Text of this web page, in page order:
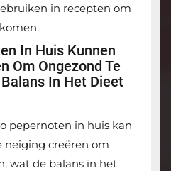
in recepten om
In Huis Kunnen
Om Ongezond Te
In Het Dieet
pepernoten in huis kan
neiging creëren om
wat de balans in het